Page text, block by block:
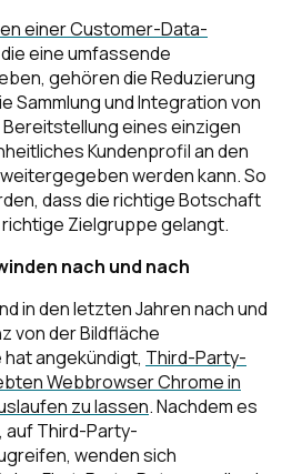
einer Customer-Data-
eine umfassende
gehören die Reduzierung
Sammlung und Integration von
eines einzigen
Kundenprofil an den
werden kann. So
dass die richtige Botschaft
richtige Zielgruppe gelangt.
nach und nach
in den letzten Jahren nach und
von der Bildfläche
angekündigt, Third-Party-
Webbrowser Chrome in
zu lassen. Nachdem es
auf Third-Party-
wenden sich